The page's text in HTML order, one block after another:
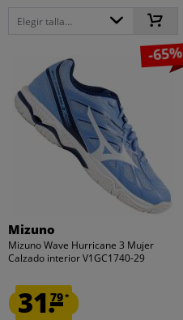
Elegir talla...
-65%
Mizuno
Mizuno Wave Hurricane 3 Mujer
Calzado interior V1GC1740-29
31.79*